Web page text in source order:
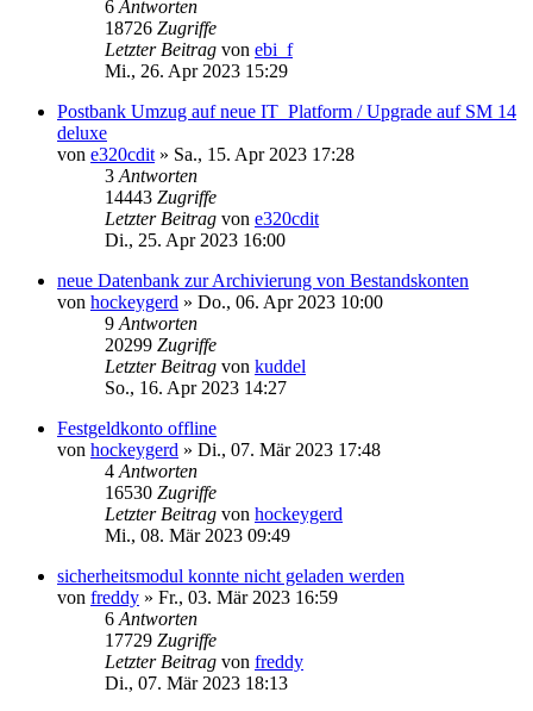
6 Antworten
18726 Zugriffe
Letzter Beitrag von ebi_f
Mi., 26. Apr 2023 15:29
Postbank Umzug auf neue IT_Platform / Upgrade auf SM 14
deluxe
von e320cdit » Sa., 15. Apr 2023 17:28
3 Antworten
14443 Zugriffe
Letzter Beitrag von e320cdit
Di., 25. Apr 2023 16:00
neue Datenbank zur Archivierung von Bestandskonten
von hockeygerd » Do., 06. Apr 2023 10:00
9 Antworten
20299 Zugriffe
Letzter Beitrag von kuddel
So., 16. Apr 2023 14:27
Festgeldkonto offline
von hockeygerd » Di., 07. Mär 2023 17:48
4 Antworten
16530 Zugriffe
Letzter Beitrag von hockeygerd
Mi., 08. Mär 2023 09:49
sicherheitsmodul konnte nicht geladen werden
von freddy » Fr., 03. Mär 2023 16:59
6 Antworten
17729 Zugriffe
Letzter Beitrag von freddy
Di., 07. Mär 2023 18:13